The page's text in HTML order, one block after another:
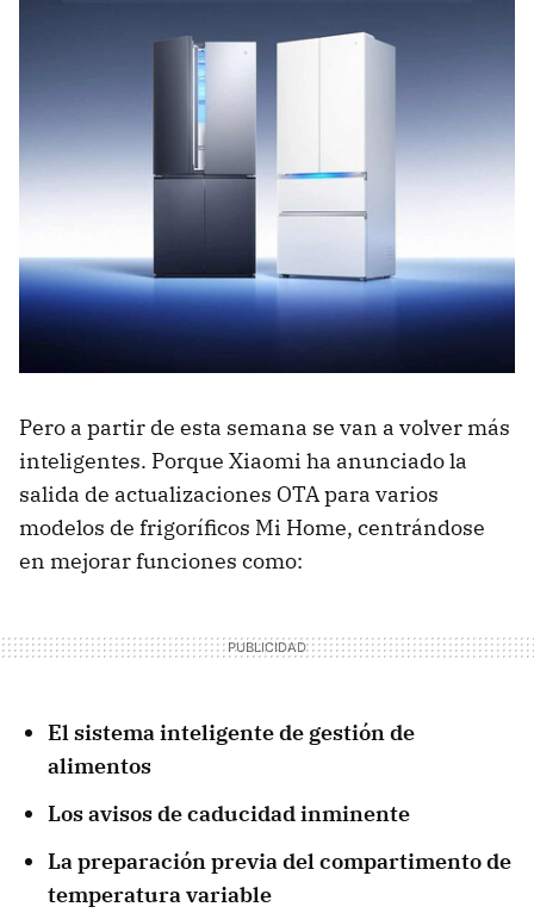
Pero a partir de esta semana se van a volver más
inteligentes. Porque Xiaomi ha anunciado la
salida de actualizaciones OTA para varios
modelos de frigoríficos Mi Home, centrándose
en mejorar funciones como:
El sistema inteligente de gestión de
alimentos
Los avisos de caducidad inminente
La preparación previa del compartimento de
temperatura variable